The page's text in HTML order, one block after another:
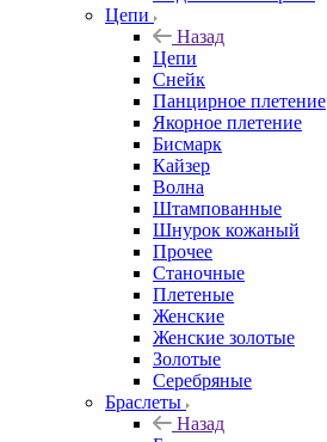
Цепи
Назад
Цепи
Снейк
Панцирное плетение
Якорное плетение
Бисмарк
Кайзер
Волна
Штампованные
Шнурок кожаный
Прочее
Станочные
Плетеные
Женские
Женские золотые
Золотые
Серебряные
Браслеты
Назад